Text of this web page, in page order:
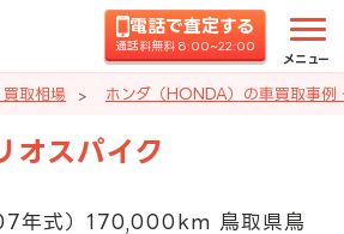
電話で査定する
通話料無料 8:00~22:00
メニュー
取相場 ホンダ（HONDA）の車買取事例
オスパイク
年式）170,000km 鳥取県鳥